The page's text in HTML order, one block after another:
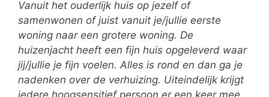
Vanuit het ouderlijk huis op jezelf of
samenwonen of juist vanuit je/jullie eerste
woning naar een grotere woning. De
huizenjacht heeft een fijn huis opgeleverd waar
jij/jullie je fijn voelen. Alles is rond en dan ga je
nadenken over de verhuizing. Uiteindelijk krijgt
iedere hoogsensitief persoon er een keer mee